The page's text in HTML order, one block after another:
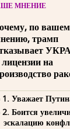
МНЕНИЕ
по
трамп
на
1. Уважает
2. Боится
эскалацию